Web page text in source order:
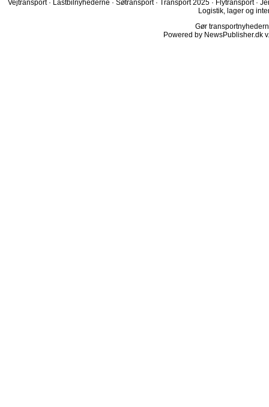
Vejtransport · Lastbilnyhederne · Søtransport · Transport 2025 · Flytransport ·
Logistik, lager og
Gør
Powered by NewsPublisher.dk